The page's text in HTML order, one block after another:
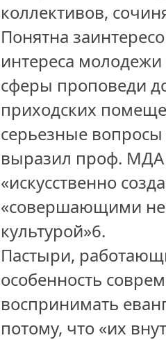
коллективов,
Понятна
интереса
сферы проповеди
приходских
серьезные
выразил проф. МДА
«искусственно
«совершающими
культурой»6.
Пастыри,
особенность
воспринимать
потому, что «их